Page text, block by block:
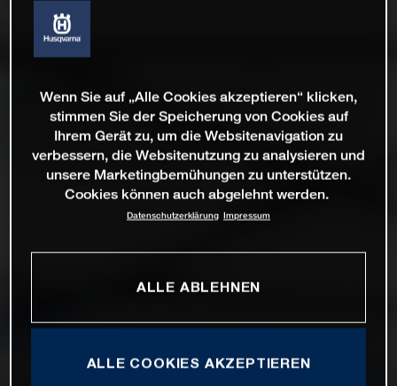
Wenn Sie auf „Alle Cookies akzeptieren“ klicken,
stimmen Sie der Speicherung von Cookies auf
Ihrem Gerät zu, um die Websitenavigation zu
verbessern, die Websitenutzung zu analysieren und
unsere Marketingbemühungen zu unterstützen.
Cookies können auch abgelehnt werden.
Datenschutzerklärung Impressum
ALLE ABLEHNEN
ALLE COOKIES AKZEPTIEREN